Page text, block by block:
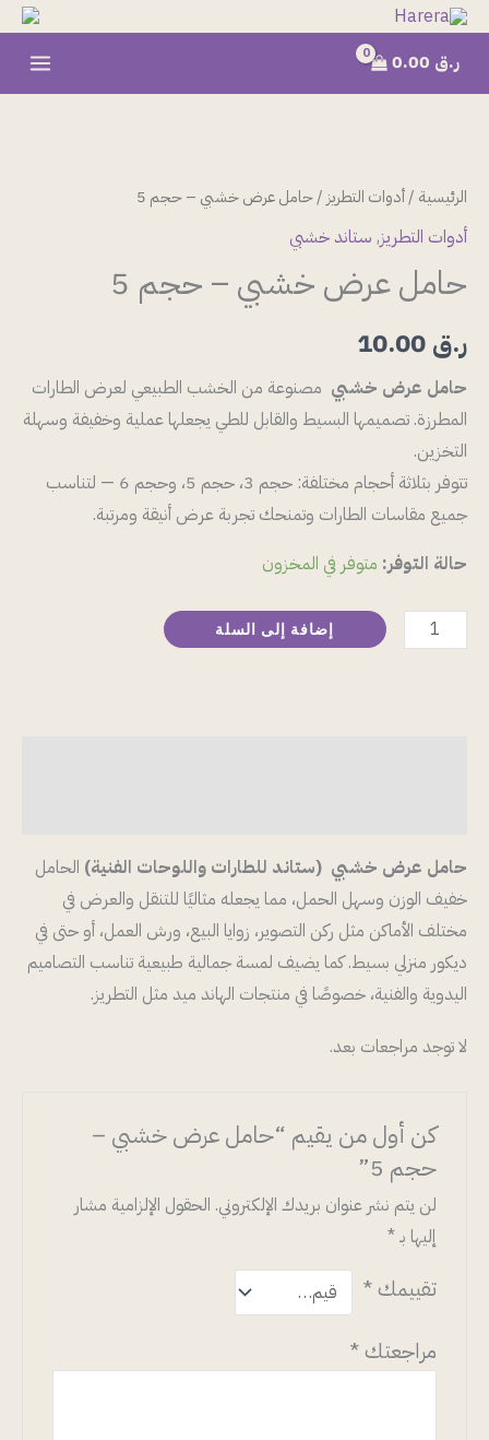
تخطي
المحتوى
ر.ق
الرئيسية /أدوات التطريز / حامل عرض خشبي – حجم 5
أدوات التطريز, ستاند خشبي
حامل عرض خشبي – حجم 5
ر.ق
حامل عرض خشبي مصنوعة من الخشب الطبيعي لعرض الطارات
المطرزة. تصميمها البسيط والقابل للطي يجعلها عملية وخفيفة وسهلة
التخزين.
تتوفر بثلاثة أحجام مختلفة: حجم 3، حجم 5، وحجم 6 — لتناسب
جميع مقاسات الطارات وتمنحك تجربة عرض أنيقة ومرتبة.
حالة التوفر: متوفر في المخزون
عرض
خشبي
حجم
إضافة إلى السلة
حامل عرض خشبي (ستاند للطارات واللوحات الفنية) الحامل
خفيف الوزن وسهل الحمل، مما يجعله مثاليًا للتنقل والعرض في
مختلف الأماكن مثل ركن التصوير، زوايا البيع، ورش العمل، أو حتى في
ديكور منزلي بسيط. كما يضيف لمسة جمالية طبيعية تناسب التصاميم
اليدوية والفنية، خصوصًا في منتجات الهاند ميد مثل التطريز.
لا توجد مراجعات بعد.
كن أول من يقيم “حامل عرض خشبي –
حجم 5”
لن يتم نشر عنوان بريدك الإلكتروني. الحقول الإلزامية مشار
إليها بـ*
تقييمك*
مراجعتك*